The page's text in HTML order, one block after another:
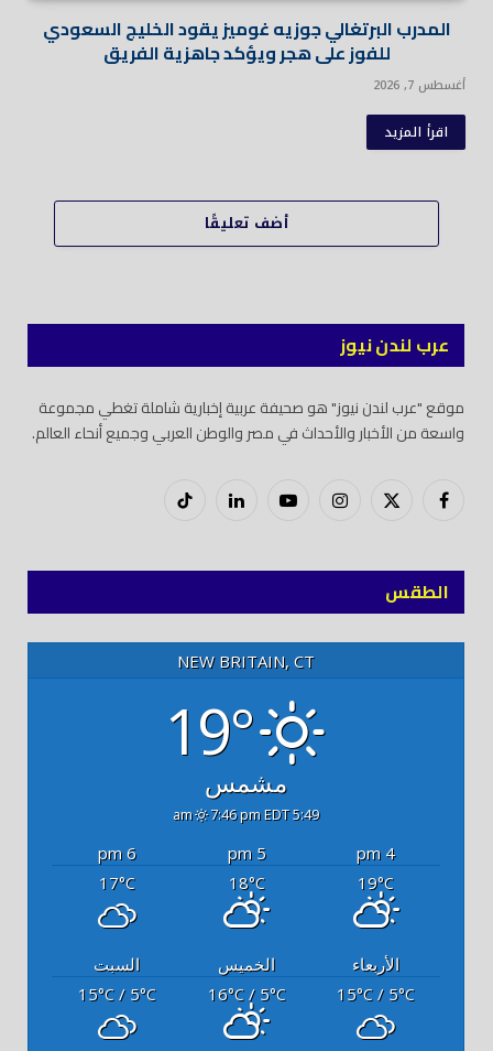
المدرب البرتغالي جوزيه غوميز يقود الخليج السعودي
للفوز على هجر ويؤكد جاهزية الفريق
أغسطس 7, 2026
اقرأ المزيد
أضف تعليقًا
عرب لندن نيوز
موقع "عرب لندن نيوز" هو صحيفة عربية إخبارية شاملة تغطي مجموعة
واسعة من الأخبار والأحداث في مصر والوطن العربي وجميع أنحاء العالم.
فيسبوكX
إنستغراميوتيوب لينكدود
تيك
الطقس
NEW BRITAIN, CT
19°
مشمس
5:49 am
7:46 pm EDT
4 pm
5 pm
6 pm
19°C
18°C
17°C
الأربعاء الخميس
السبت
15°C / 5°C
16°C/ 5°C
15°C/ 5°C